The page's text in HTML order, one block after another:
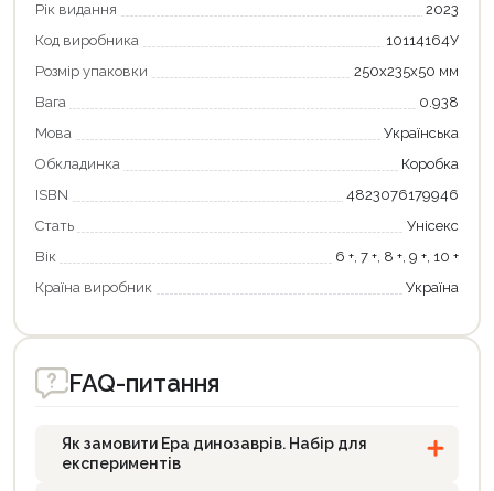
Рік видання
2023
Код виробника
10114164У
Розмір упаковки
250х235х50 мм
Вага
0.938
Мова
Українська
Обкладинка
Коробка
ISBN
4823076179946
Стать
Унісекс
Вік
6 +, 7 +, 8 +, 9 +, 10 +
Країна виробник
Україна
FAQ-питання
Як замовити Ера динозаврів. Набір для
експериментів
Продовжити покупки